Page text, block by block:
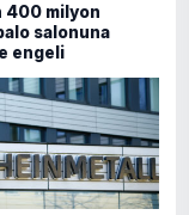
400 milyon
salonuna
engeli